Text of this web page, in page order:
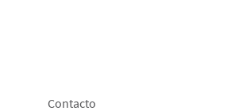
Contacto